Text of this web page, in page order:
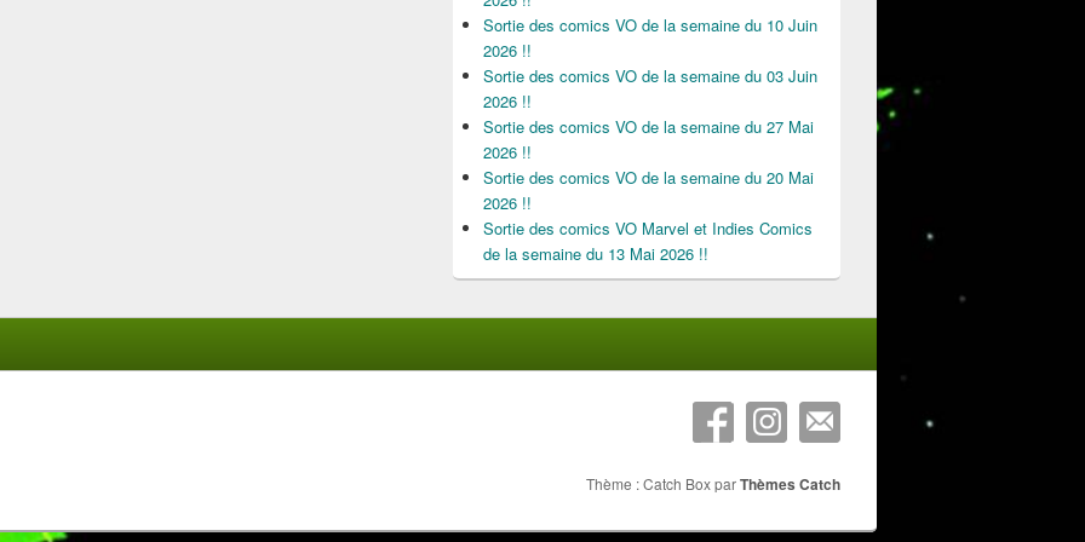
Sortie des comics VO de la semaine du 10 Juin
2026 !!
Sortie des comics VO de la semaine du 03 Juin
2026 !!
Sortie des comics VO de la semaine du 27 Mai
2026 !!
Sortie des comics VO de la semaine du 20 Mai
2026 !!
Sortie des comics VO Marvel et Indies Comics
de la semaine du 13 Mai 2026 !!
Thème : Catch Box parThèmes Catch